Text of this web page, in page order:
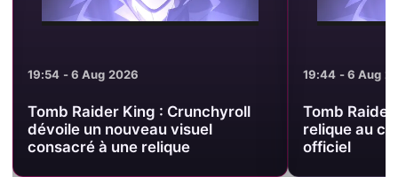
19:54 - 6 Aug 2026
Tomb Raider King : Crunchyroll
dévoile un nouveau visuel
consacré à une relique
19:44 - 6 Aug
Tomb
relique au
officiel